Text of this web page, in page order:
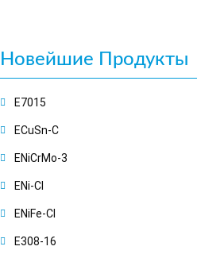
Новейшие Продукты
E7015
ECuSn-C
ENiCrMo-3
ENi-CI
ENiFe-CI
E308-16